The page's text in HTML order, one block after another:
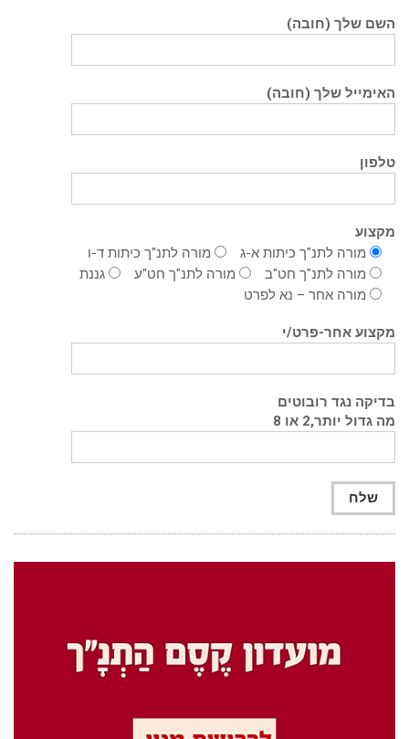
השם שלך (חובה)
האימייל שלך (חובה)
טלפון
מקצוע
מורה לתנ"ך כיתות א-ג
מורה לתנ"ך כיתות ד-ו
מורה לתנ"ך חט"ב
מורה לתנ"ך חט"ע
גננת
מורה אחר – נא לפרט
מקצוע אחר-פרט/י
בדיקה נגד רובוטים
מה גדול יותר,2 או 8